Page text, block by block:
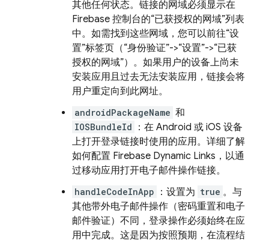
其他任何状态。链接的网域必须显示在
Firebase 控制台的“已获授权的网域”列表
中。如需找到这些网域，您可以前往“设
置”标签页（“身份验证”->“设置”->“已获
授权的网域”）。如果用户的设备上尚未
安装应用且过去无法安装应用，链接会将
用户重定向到此网址。
androidPackageName 和
IOSBundleId
：在 Android 或 iOS 设备
上打开登录链接时使用的应用。详细了解
如何配置 Firebase Dynamic Links，以通
过移动应用打开电子邮件操作链接。
handleCodeInApp ：设置为 true 。与
其他带外电子邮件操作（密码重置和电子
邮件验证）不同，登录操作必须始终在应
用中完成。这是因为按照预期，在流程结